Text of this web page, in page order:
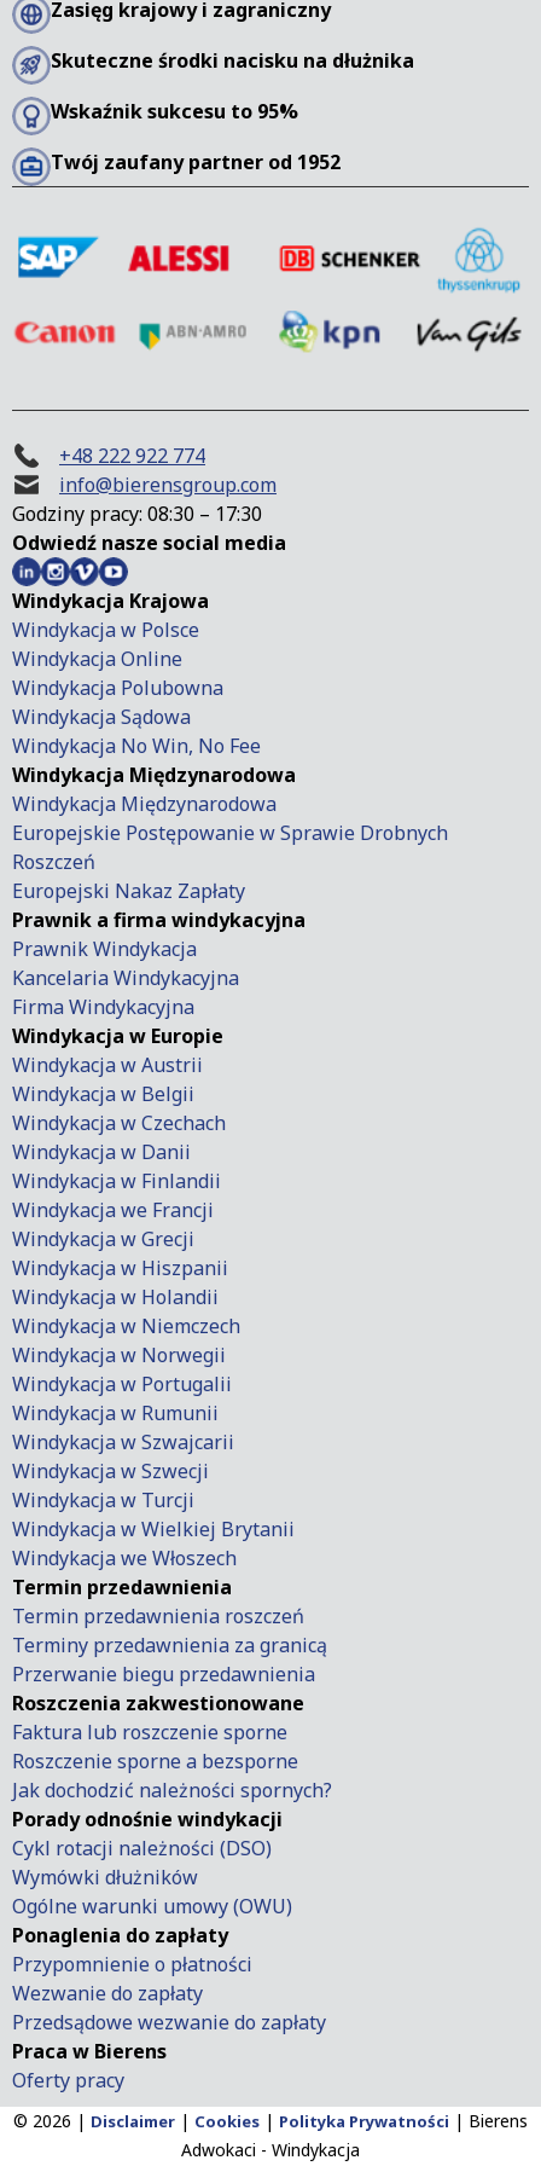
Zasięg krajowy i zagraniczny
Skuteczne środki nacisku na dłużnika
Wskaźnik sukcesu to 95%
Twój zaufany partner od 1952
+48 222 922 774
info@bierensgroup.com
Godziny pracy: 08:30 – 17:30
Odwiedź nasze social media
Windykacja Krajowa
Windykacja w Polsce
Windykacja Online
Windykacja Polubowna
Windykacja Sądowa
Windykacja No Win, No Fee
Windykacja Międzynarodowa
Windykacja Międzynarodowa
Europejskie Postępowanie w Sprawie Drobnych
Roszczeń
Europejski Nakaz Zapłaty
Prawnik a firma windykacyjna
Prawnik Windykacja
Kancelaria Windykacyjna
Firma Windykacyjna
Windykacja w Europie
Windykacja w Austrii
Windykacja w Belgii
Windykacja w Czechach
Windykacja w Danii
Windykacja w Finlandii
Windykacja we Francji
Windykacja w Grecji
Windykacja w Hiszpanii
Windykacja w Holandii
Windykacja w Niemczech
Windykacja w Norwegii
Windykacja w Portugalii
Windykacja w Rumunii
Windykacja w Szwajcarii
Windykacja w Szwecji
Windykacja w Turcji
Windykacja w Wielkiej Brytanii
Windykacja we Włoszech
Termin przedawnienia
Termin przedawnienia roszczeń
Terminy przedawnienia za granicą
Przerwanie biegu przedawnienia
Roszczenia zakwestionowane
Faktura lub roszczenie sporne
Roszczenie sporne a bezsporne
Jak dochodzić należności spornych?
Porady odnośnie windykacji
Cykl rotacji należności (DSO)
Wymówki dłużników
Ogólne warunki umowy (OWU)
Ponaglenia do zapłaty
Przypomnienie o płatności
Wezwanie do zapłaty
Przedsądowe wezwanie do zapłaty
Praca w Bierens
Oferty pracy
© 2026 | Disclaimer | Cookies | Polityka Prywatności | Bierens
Adwokaci - Windykacja